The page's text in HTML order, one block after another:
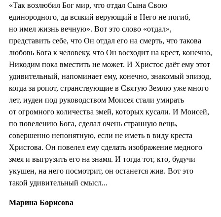
«Так возлюбил Бог мир, что отдал Сына Свою
единородного, да всякий верующий в Него не погиб,
но имел жизнь вечную». Вот это слово «отдал»,
представить себе, что Он отдал его на смерть, что такова
любовь Бога к человеку, что Он восходит на крест, конечно,
Никодим пока вместить не может. И Христос даёт ему этот
удивительный, напоминает ему, конечно, знакомый эпизод,
когда за ропот, странствующие в Святую Землю уже много
лет, иудеи под руководством Моисея стали умирать
от огромного количества змей, которых кусали. И Моисей,
по повелению Бога, сделал очень странную вещь,
совершенно непонятную, если не иметь в виду креста
Христова. Он повелел ему сделать изображение медного
змея и выгрузить его на знамя. И тогда тот, кто, будучи
укушен, на него посмотрит, он останется жив. Вот это
такой удивительный смысл...
Марина Борисова